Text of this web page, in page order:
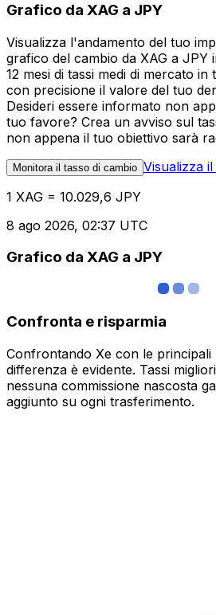
Grafico da XAG a JPY
Visualizza l'andamento del tuo
grafico del cambio da XAG a JPY
12 mesi di tassi medi di mercato in
con precisione il valore del tuo
Desideri essere informato non
tuo favore? Crea un avviso sul
non appena il tuo obiettivo sarà
Monitora il tasso di cambio Visualizza
1 XAG = 10.029,6 JPY
8 ago 2026, 02:37 UTC
Grafico da XAG a JPY
Confronta e risparmia
Confrontando Xe con le
differenza è evidente. Tassi
nessuna commissione nascosta
aggiunto su ogni trasferimento.